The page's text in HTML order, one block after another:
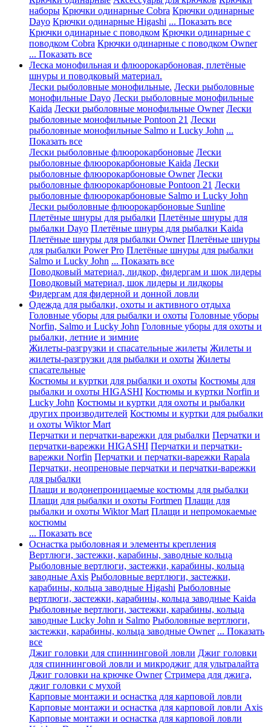
наборы Крючки одинарные Cobra Крючки одинарные
Dayo Крючки одинарные Higashi ... Показать все
Крючки одинарные с поводком Крючки одинарные с
поводком Cobra Крючки одинарные с поводком Owner
... Показать все
Леска монофильная и флюорокарбоновая, плетёные
шнуры и поводковый материал.
Лески рыболовные монофильные. Лески рыболовные
монофильные Dayo Лески рыболовные монофильные
Kaida Лески рыболовные монофильные Owner Лески
рыболовные монофильные Pontoon 21 Лески
рыболовные монофильные Salmo и Lucky John ...
Показать все
Лески рыболовные флюорокарбоновые Лески
рыболовные флюорокарбоновые Kaida Лески
рыболовные флюорокарбоновые Owner Лески
рыболовные флюорокарбоновые Pontoon 21 Лески
рыболовные флюорокарбоновые Salmo и Lucky John
Лески рыболовные флюорокарбоновые Sunline
Плетёные шнуры для рыбалки Плетёные шнуры для
рыбалки Dayo Плетёные шнуры для рыбалки Kaida
Плетёные шнуры для рыбалки Owner Плетёные шнуры
для рыбалки Power Pro Плетёные шнуры для рыбалки
Salmo и Lucky John ... Показать все
Поводковый материал, лидкор, фидергам и шок лидеры
Поводковый материал, шок лидеры и лидкоры
Фидергам для фидерной и донной ловли
Одежда для рыбалки, охоты и активного отдыха
Головные уборы для рыбалки и охоты Головные уборы
Norfin, Salmo и Lucky John Головные уборы для охоты и
рыбалки, летние и зимние
Жилеты-разгрузки и спасательные жилеты Жилеты и
жилеты-разгрузки для рыбалки и охоты Жилеты
спасательные
Костюмы и куртки для рыбалки и охоты Костюмы для
рыбалки и охоты HIGASHI Костюмы и куртки Norfin и
Lucky John Костюмы и куртки для охоты и рыбалки
других производителей Костюмы и куртки для рыбалки
и охоты Wiktor Mart
Перчатки и перчатки-варежки для рыбалки Перчатки и
перчатки-варежки HIGASHI Перчатки и перчатки-
варежки Norfin Перчатки и перчатки-варежки Rapala
Перчатки, неопреновые перчатки и перчатки-варежки
для рыбалки
Плащи и водонепроницаемые костюмы для рыбалки
Плащи для рыбалки и охоты Fortmen Плащи для
рыбалки и охоты Wiktor Mart Плащи и непромокаемые
костюмы
... Показать все
Оснастка рыболовная и элементы крепления
Вертлюги, застежки, карабины, заводные кольца
Рыболовные вертлюги, застежки, карабины, кольца
заводные Axis Рыболовные вертлюги, застежки,
карабины, кольца заводные Higashi Рыболовные
вертлюги, застежки, карабины, кольца заводные Kaida
Рыболовные вертлюги, застежки, карабины, кольца
заводные Lucky John и Salmo Рыболовные вертлюги,
застежки, карабины, кольца заводные Owner ... Показать
все
Джиг головки для спиннинговой ловли Джиг головки
для спиннинговой ловли и микроджиг для ультралайта
Джиг головки на крючке Owner Стримера для джига,
джиг головки с мухой
Карповые монтажи и оснастка для карповой ловли
Карповые монтажи и оснастка для карповой ловли Axis
Карповые монтажи и оснастка для карповой ловли